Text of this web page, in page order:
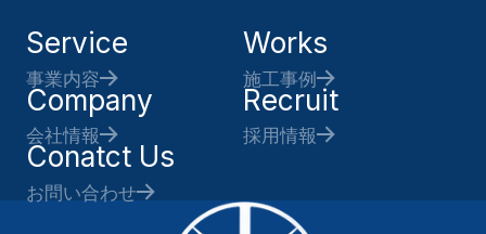
Service
事業内容
Works
施工事例
Company
会社情報
Recruit
採用情報
Conatct Us
お問い合わせ